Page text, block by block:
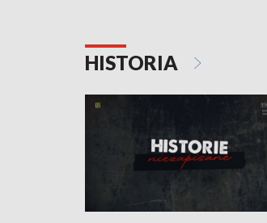
HISTORIA